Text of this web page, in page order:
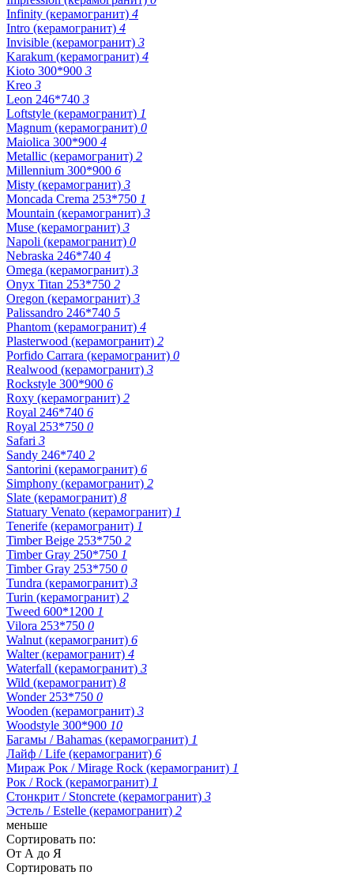
Infinity (керамогранит) 4
Intro (керамогранит) 4
Invisible (керамогранит) 3
Karakum (керамогранит) 4
Kioto 300*900 3
Kreo 3
Leon 246*740 3
Loftstyle (керамогранит) 1
Magnum (керамогранит) 0
Maiolica 300*900 4
Metallic (керамогранит) 2
Millennium 300*900 6
Misty (керамогранит) 3
Moncada Crema 253*750 1
Mountain (керамогранит) 3
Muse (керамогранит) 3
Napoli (керамогранит) 0
Nebraska 246*740 4
Omega (керамогранит) 3
Onyx Titan 253*750 2
Oregon (керамогранит) 3
Palissandro 246*740 5
Phantom (керамогранит) 4
Plasterwood (керамогранит) 2
Porfido Carrara (керамогранит) 0
Realwood (керамогранит) 3
Rockstyle 300*900 6
Roxy (керамогранит) 2
Royal 246*740 6
Royal 253*750 0
Safari 3
Sandy 246*740 2
Santorini (керамогранит) 6
Simphony (керамогранит) 2
Slate (керамогранит) 8
Statuary Venato (керамогранит) 1
Tenerife (керамогранит) 1
Timber Beige 253*750 2
Timber Gray 250*750 1
Timber Gray 253*750 0
Tundra (керамогранит) 3
Turin (керамогранит) 2
Tweed 600*1200 1
Vilora 253*750 0
Walnut (керамогранит) 6
Walter (керамогранит) 4
Waterfall (керамогранит) 3
Wild (керамогранит) 8
Wonder 253*750 0
Wooden (керамогранит) 3
Woodstyle 300*900 10
Багамы / Bahamas (керамогранит) 1
Лайф / Life (керамогранит) 6
Мираж Рок / Mirage Rock (керамогранит) 1
Рок / Rock (керамогранит) 1
Стонкрит / Stoncrete (керамогранит) 3
Эстель / Estelle (керамогранит) 2
меньше
Сортировать по:
От А до Я
Сортировать по